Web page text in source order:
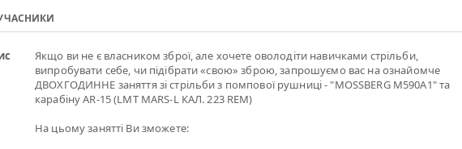
Якщо ви не є власником зброї, але хочете оволодіти навичками стрільби,
випробувати себе, чи підібрати «свою» зброю, запрошуємо вас на ознайомче
ДВОХГОДИННЕ заняття зі стрільби з помпової рушниці - "MOSSBERG M590A1" та
карабіну AR-15 (LMT MARS-L КАЛ. 223 REM)
На цьому занятті Ви зможете: